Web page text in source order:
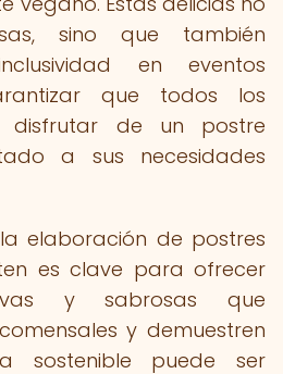
sino que también
en eventos
que todos los
disfrutar de un postre
a sus necesidades
elaboración de postres
es clave para ofrecer
y sabrosas que
y demuestren
sostenible puede ser